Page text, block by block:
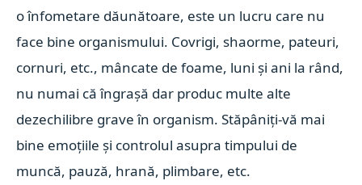
o înfometare dăunătoare, este un lucru care nu
face bine organismului. Covrigi, shaorme, pateuri,
cornuri, etc., mâncate de foame, luni și ani la rând,
nu numai că îngrașă dar produc multe alte
dezechilibre grave în organism. Stăpâniți-vă mai
bine emoțiile și controlul asupra timpului de
muncă, pauză, hrană, plimbare, etc.